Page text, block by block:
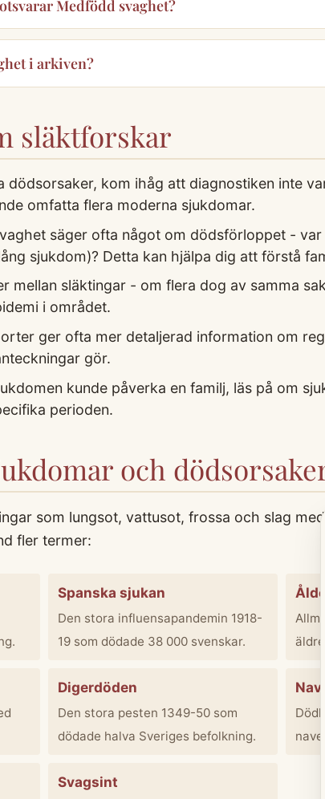
Medfödd svaghet?
i arkiven?
släktforskar
dödsorsaker, kom ihåg att diagnostiken inte
omfatta flera moderna sjukdomar.
säger ofta något om dödsförloppet -
sjukdom)? Detta kan hjälpa dig att förstå
mellan släktingar - om flera dog av samma
i området.
ger ofta mer detaljerad information om
gör.
kunde påverka en familj, läs på om
perioden.
och
som lungsot, vattusot, frossa och slag med
fler termer:
Spanska sjukan
Den stora influensapandemin 1918-
19 som dödade 38 000 svenskar.
Digerdöden
Den stora pesten 1349-50 som
dödade halva Sveriges befolkning.
Svagsint